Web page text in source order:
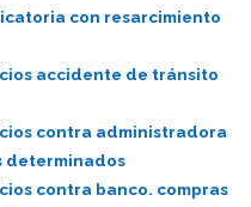
con resarcimiento
accidente de tránsito
contra administradora
determinados
contra banco. compras